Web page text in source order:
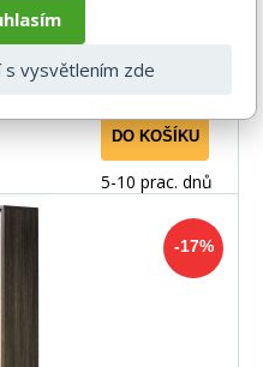
DO KOŠÍKU
5-10 prac. dnů
-17%
vysvětlením zde